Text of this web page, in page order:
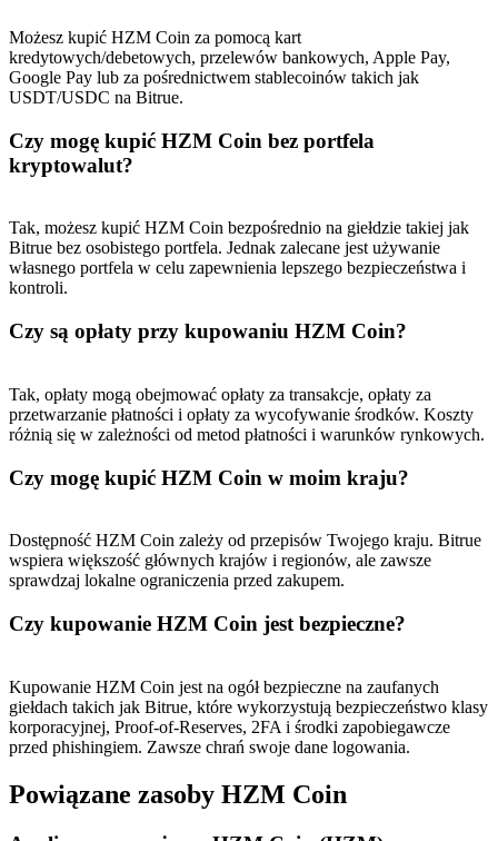
Share 500000 CASHCAT prize pool
Exclusive for BitMart Users
Precious Metals Trading Carnival
USDT New User Exclusive 10% APR
USDT Flexible Staking | Daily Rewards
BTC New User Exclusive: 6.5% APR
BTC Flexible Staking | Daily Rewards
Więcej wydarzeń
Możesz kupić HZM Coin za pomocą kart
kredytowych/debetowych, przelewów bankowych, Apple Pay,
Google Pay lub za pośrednictwem stablecoinów takich jak
USDT/USDC na Bitrue.
Czy mogę kupić HZM Coin bez portfela
kryptowalut?
Tak, możesz kupić HZM Coin bezpośrednio na giełdzie takiej jak
Bitrue bez osobistego portfela. Jednak zalecane jest używanie
własnego portfela w celu zapewnienia lepszego bezpieczeństwa i
kontroli.
Czy są opłaty przy kupowaniu HZM Coin?
Tak, opłaty mogą obejmować opłaty za transakcje, opłaty za
przetwarzanie płatności i opłaty za wycofywanie środków. Koszty
różnią się w zależności od metod płatności i warunków rynkowych.
Czy mogę kupić HZM Coin w moim kraju?
Dostępność HZM Coin zależy od przepisów Twojego kraju. Bitrue
wspiera większość głównych krajów i regionów, ale zawsze
sprawdzaj lokalne ograniczenia przed zakupem.
Czy kupowanie HZM Coin jest bezpieczne?
Kupowanie HZM Coin jest na ogół bezpieczne na zaufanych
giełdach takich jak Bitrue, które wykorzystują bezpieczeństwo klasy
korporacyjnej, Proof-of-Reserves, 2FA i środki zapobiegawcze
przed phishingiem. Zawsze chrań swoje dane logowania.
Powiązane zasoby HZM Coin